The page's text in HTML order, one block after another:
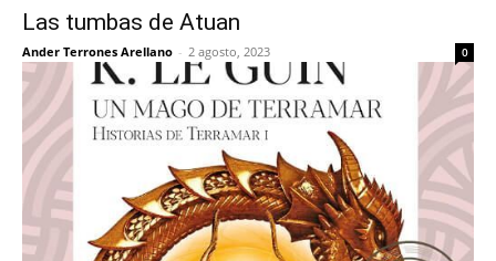
Las tumbas de Atuan
Ander Terrones Arellano - 2 agosto, 2023 0